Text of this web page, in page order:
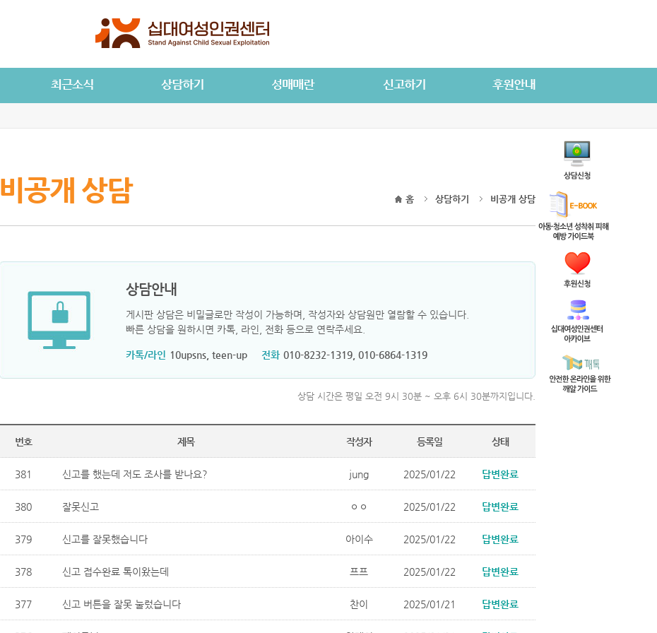
비공개 상담 홈 상담하기 비공개 상담
상담안내
게시판 상담은 비밀글로만 작성이 가능하며, 작성자와 상담원만 열람할 수 있습니다.
빠른 상담을 원하시면 카톡, 라인, 전화 등으로 연락주세요.
카톡/라인 10upsns, teen-up 전화 010-8232-1319, 010-6864-1319
상담 시간은 평일 오전 9시 30분 ~ 오후 6시 30분까지입니다.
번호 제목 작성자 등록일 상태
381 신고를 했는데 저도 조사를 받나요? jung 2025/01/22 답변완료
380 잘못신고 ㅇㅇ 2025/01/22 답변완료
379 신고를 잘못했습니다 아이수 2025/01/22 답변완료
378 신고 접수완료 톡이왔는데 프프 2025/01/22 답변완료
377 신고 버튼을 잘못 눌렀습니다 찬이 2025/01/21 답변완료